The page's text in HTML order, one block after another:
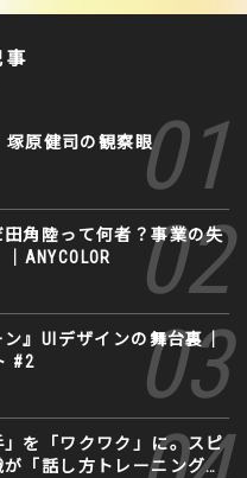
事
塚原健司の観察眼
田角陸って何者？事業の失
ANYCOLOR
』UIデザインの舞台裏｜
#2
」を「ワクワク」に。スピ
「話し方トレーニング」